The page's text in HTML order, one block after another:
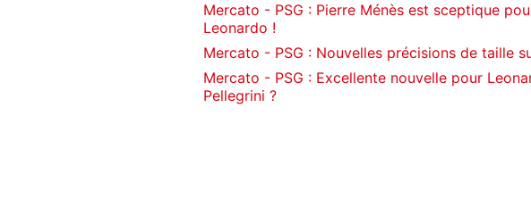
Mercato - PSG : Pierre Ménès est sceptique
Leonardo !
Mercato - PSG : Nouvelles précisions de taille
Mercato - PSG : Excellente nouvelle pour
Pellegrini ?